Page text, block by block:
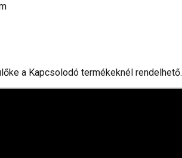
a Kapcsolodó termékeknél rendelhető.